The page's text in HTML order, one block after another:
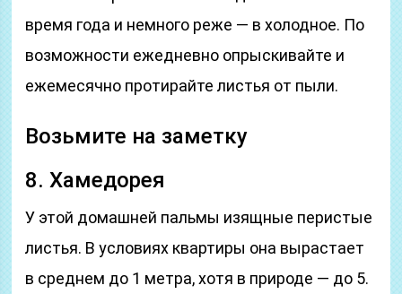
время года и немного реже — в холодное. По
возможности ежедневно опрыскивайте и
ежемесячно протирайте листья от пыли.
Возьмите на заметку
8. Хамедорея
У этой домашней пальмы изящные перистые
листья. В условиях квартиры она вырастает
в среднем до 1 метра, хотя в природе — до 5.